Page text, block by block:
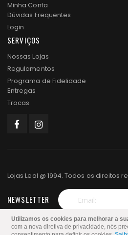
Utilizamos os cookies para melhorar a
com a nova diretiva de privacidade, nós
Minha Conta
Dúvidas Frequentes
Login
SERVIÇOS
Nossas Lojas
Regulamentos
Programa de Fidelidade
Entregas
Trocas
Lojas Leal @ 1994. Todos os direitos
NEWSLETTER
Inscreva-
se